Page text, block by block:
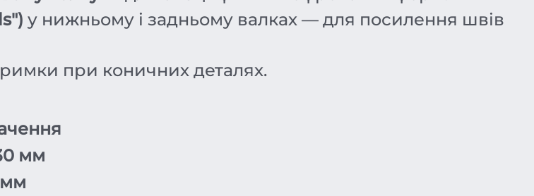
у нижньому і задньому валках — для посилення швів
при коничних деталях.
мм
мм